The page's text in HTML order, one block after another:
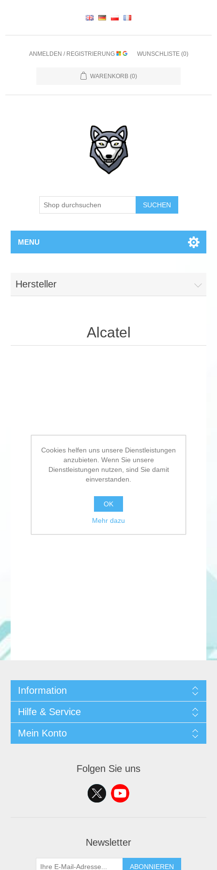
ANMELDEN / REGISTRIERUNG WUNSCHLISTE (0)
WARENKORB (0)
SUCHEN
MENU
Hersteller
Alcatel
Information
Hilfe & Service
Mein Konto
Folgen Sie uns
Newsletter
ABONNIEREN
Cookies helfen uns unsere Dienstleistungen
anzubieten. Wenn Sie unsere
Dienstleistungen nutzen, sind Sie damit
einverstanden.
OK
Mehr dazu